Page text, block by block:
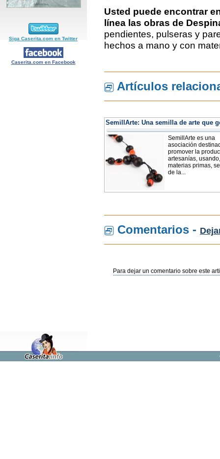
Siga Caserita.com en Twitter
Caserita.com en Facebook
Usted puede encontrar
línea las obras de
pendientes, pulseras y
hechos a mano y con
Artículos
SemillArte: Una semilla de arte que
SemillArte es una
asociación
promover la
artesanías,
materias primas,
de la...
Comentarios -
Para dejar un comentario sobre este